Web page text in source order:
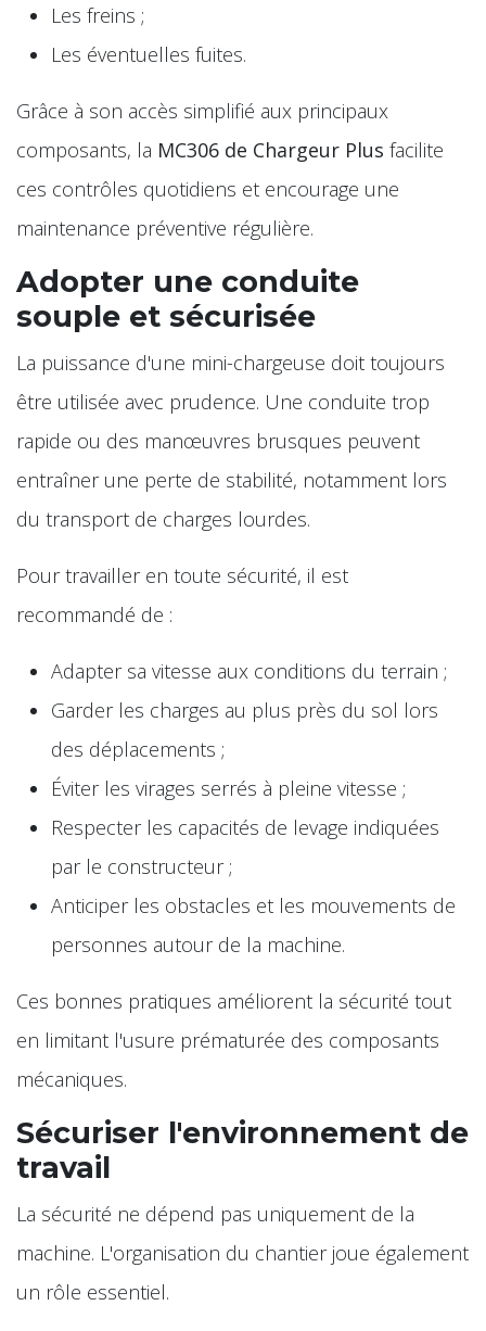
Les freins ;
Les éventuelles fuites.
Grâce à son accès simplifié aux principaux
composants, la MC306 de Chargeur Plus facilite
ces contrôles quotidiens et encourage une
maintenance préventive régulière.
Adopter une conduite
souple et sécurisée
La puissance d'une mini-chargeuse doit toujours
être utilisée avec prudence. Une conduite trop
rapide ou des manœuvres brusques peuvent
entraîner une perte de stabilité, notamment lors
du transport de charges lourdes.
Pour travailler en toute sécurité, il est
recommandé de :
Adapter sa vitesse aux conditions du terrain ;
Garder les charges au plus près du sol lors
des déplacements ;
Éviter les virages serrés à pleine vitesse ;
Respecter les capacités de levage indiquées
par le constructeur ;
Anticiper les obstacles et les mouvements de
personnes autour de la machine.
Ces bonnes pratiques améliorent la sécurité tout
en limitant l'usure prématurée des composants
mécaniques.
Sécuriser l'environnement de
travail
La sécurité ne dépend pas uniquement de la
machine. L'organisation du chantier joue également
un rôle essentiel.